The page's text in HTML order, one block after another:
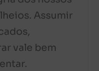
Assumir
vale bem